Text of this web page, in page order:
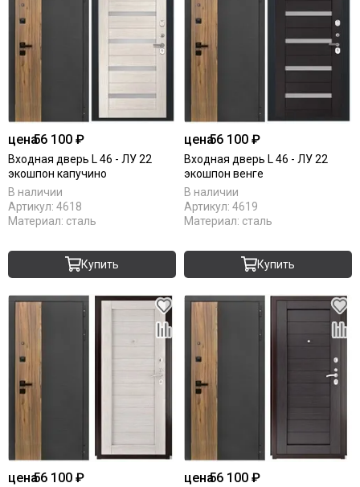
цена56 100 ₽
Входная дверь L 46 - ЛУ 22
экошпон капучино
В наличии
Артикул: 4618
Материал: сталь
Купить
цена56 100 ₽
Входная дверь L 46 - ЛУ 22
экошпон венге
В наличии
Артикул: 4619
Материал: сталь
Купить
цена56 100 ₽ цена56 100 ₽